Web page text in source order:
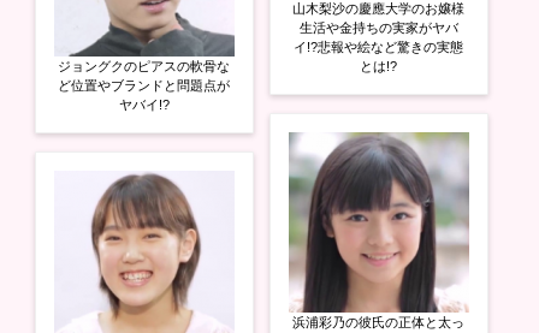
ジョングクのピアスの軟骨な
ど位置やブランドと問題点が
ヤバイ!?
山木梨沙の慶應大学のお嬢様
生活や金持ちの実家がヤバ
イ!?悲報や絵など驚きの実態
とは!?
浜浦彩乃の彼氏の正体と太っ